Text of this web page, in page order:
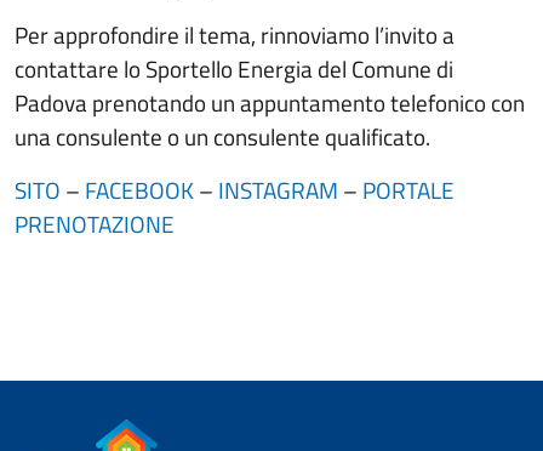
Per approfondire il tema, rinnoviamo l’invito a
contattare lo Sportello Energia del Comune di
Padova prenotando un appuntamento telefonico con
una consulente o un consulente qualificato.
SITO – FACEBOOK– INSTAGRAM – PORTALE
PRENOTAZIONE